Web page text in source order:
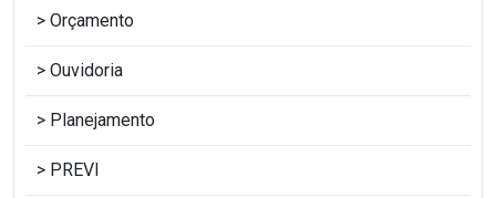
Orçamento
Ouvidoria
Planejamento
PREVI